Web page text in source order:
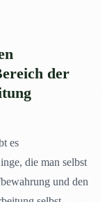
der
es
die man selbst
und den